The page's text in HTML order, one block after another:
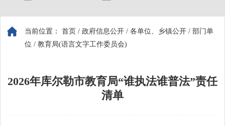
当前位置： 首页 / 政府信息公开 / 各单位、乡镇公开 / 部门单
位 / 教育局(语言文字工作委员会)
2026年库尔勒市教育局“谁执法谁普法”责任
清单